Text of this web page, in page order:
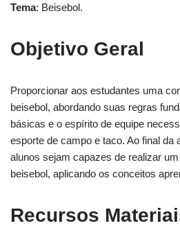
Tema: Beisebol.
Objetivo Geral
Proporcionar aos estudantes uma
beisebol, abordando suas regras
básicas e o espírito de equipe
esporte de campo e taco. Ao final da
alunos sejam capazes de realizar
beisebol, aplicando os conceitos
Recursos